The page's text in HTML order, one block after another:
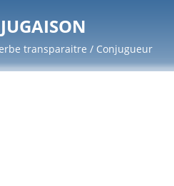
transparaitre / Conjugueur